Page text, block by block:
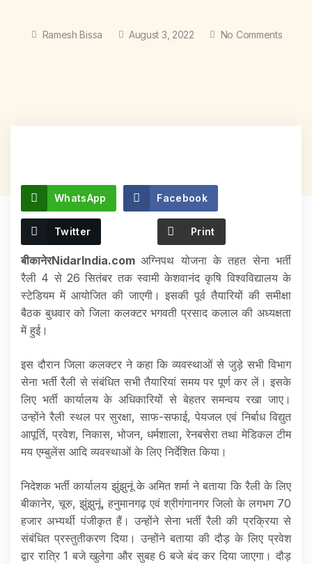
Ramesh Bissa August 3, 2022 No Comments
WhatsApp Facebook
Twitter Print
बीकानेरNidarIndia.comअग्निपथ योजना के तहत सेना भर्ती
रैली 4 से 26 सितंबर तक स्वामी केशवानंद कृषि विश्वविद्यालय के
स्टेडियम में आयोजित की जाएगी। इसकी पूर्व तैयारियों की समीक्षा
बैठक बुधवार को जिला कलक्टर भगवती प्रसाद कलाल की अध्यक्षता
में हुई।
इस दौरान जिला कलक्टर ने कहा कि व्यवस्थाओं से जुड़े सभी विभाग
सेना भर्ती रैली से संबंधित सभी तैयारियां समय पर पूर्ण कर लें। इसके
लिए भर्ती कार्यालय के अधिकारियों से बेहतर समन्वय रखा जाए।
उन्होंने रैली स्थल पर सुरक्षा, साफ-सफाई, पेयजल एवं निर्बाध विद्युत
आपूर्ति, प्रवेश, निकास, भोजन, धर्मशाला, रेनबसेरा तथा मेडिकल टीम
मय एम्बुलेंस आदि व्यवस्थाओं के लिए निर्देशित किया।
निदेशक भर्ती कार्यालय झुंझुनूं के अमित शर्मा ने बताया कि रैली के लिए
बीकानेर, चूरु, झुंझुनूं, हनुमानगढ़ एवं श्रीगंगानगर जिलो के लगभग 70
हजार अभ्यर्थी पंजीकृत हैं। उन्होंने सेना भर्ती रैली की प्रक्रिया से
संबंधित प्रस्तुतीकरण दिया। उन्होंने बताया की दौड़ के लिए प्रवेश
द्वार रात्रि 1 बजे खुलेगा और सुबह 6 बजे बंद कर दिया जाएगा। दौड़